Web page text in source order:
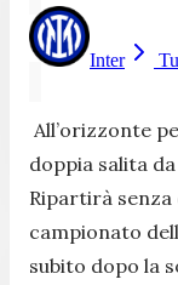
Inter
All’orizzonte
doppia salita
Ripartirà
campionato
subito dopo la